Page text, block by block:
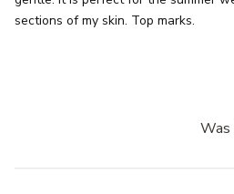
sections of my skin. Top marks.
Was